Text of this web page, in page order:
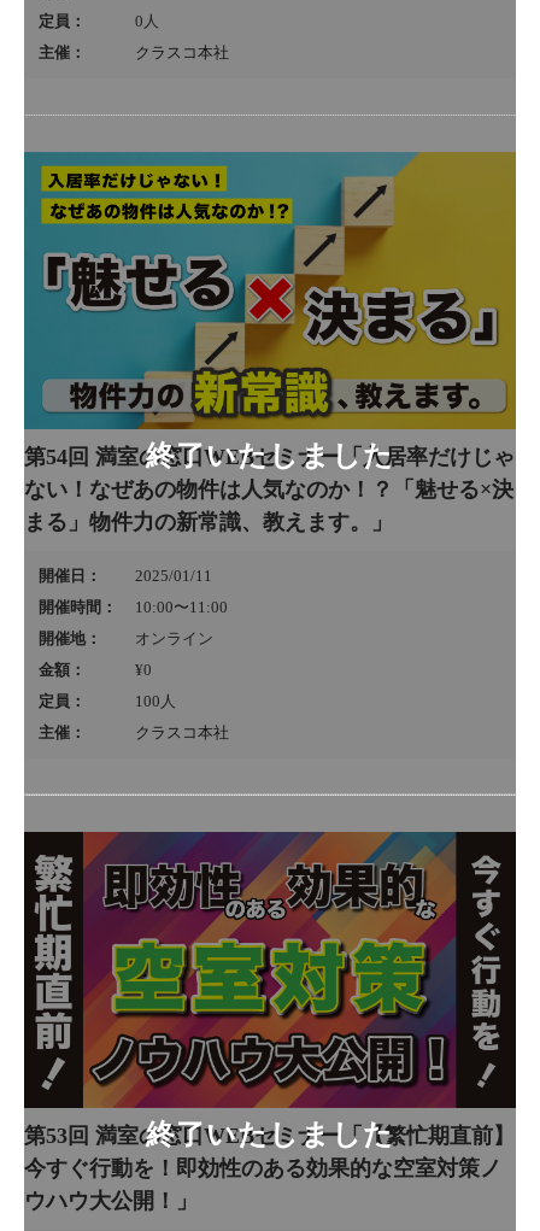
定員：
0 人
主催：
クラスコ本社
第54回 満室の窓口WEBセミナー「入居率だけじゃ
ない！なぜあの物件は人気なのか！？「魅せる×決
まる」物件力の新常識、教えます。」
開催日：
2025/01/11
開催時間：
10:00〜11:00
開催地：
オンライン
金額：
¥0
定員：
100 人
主催：
クラスコ本社
第53回 満室の窓口WEBセミナー「【繁忙期直前】
今すぐ行動を！即効性のある効果的な空室対策ノ
ウハウ大公開！」